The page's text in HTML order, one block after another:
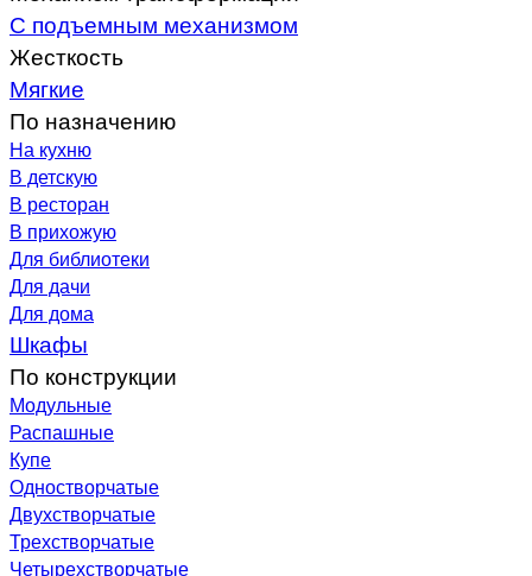
С подъемным механизмом
Жесткость
Мягкие
По назначению
На кухню
В детскую
В ресторан
В прихожую
Для библиотеки
Для дачи
Для дома
Шкафы
По конструкции
Модульные
Распашные
Купе
Одностворчатые
Двухстворчатые
Трехстворчатые
Четырехстворчатые